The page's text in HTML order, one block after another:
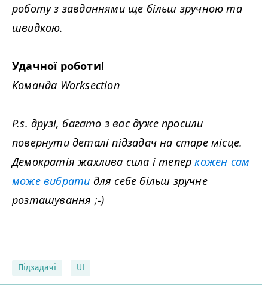
роботу з завданнями ще більш зручною та
швидкою.
Удачної роботи!
Команда Work­sec­tion
P.s. друзі, багато з вас дуже просили
повернути деталі підзадач на старе місце.
Демократія жахлива сила і теперкожен сам
може вибрати для себе більш зручне
розташування ;-)
Підзадачі UI